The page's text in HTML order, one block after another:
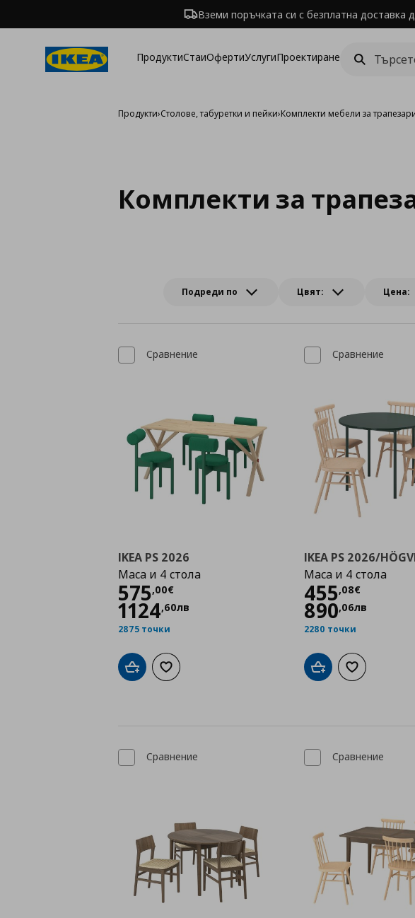
Вземи поръчката си с безплатна доставка
ПродуктиСтаиОфертиУслугиПроектиране
Продукти›Столове, табуретки и пейки›Комплекти мебели за
Комплекти за
Подреди по Цвят: Цена:
Сравнение
IKEA PS 2026
Маса и 4 стола
575,00€
Цена
1124,60лв
2875 точки
Добави в кошницата
Добави към списъка с любими
Сравнение
IKEA PS 2026/
Маса и 4 стола
455,08€
Цена
890,06лв
2280 точки
Добави в кошницата
Добави към
Сравнение Сравнение